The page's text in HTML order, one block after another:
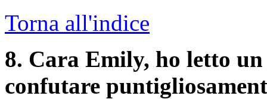
Torna all'indice
8. Cara Emily, ho letto
confutare